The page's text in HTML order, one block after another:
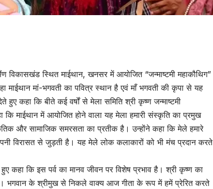
विकासखंड स्थित माईथान, खनसर में आयोजित “जन्माष्टमी महाकौथिग”
माईथान मां-भगवती का पवित्र स्थान है एवं माँ भगवती की कृपा से यह
कहा कि बीते कई वर्षों से मेला समिति श्री कृष्ण जन्माष्टमी
माईथान में आयोजित होने वाला यह मेला हमारी संस्कृति का प्रमुख
और सामाजिक समरसता का प्रतीक है। उन्होंने कहा कि मेले हमारे
विरासत से जुड़ती है। यह मेले लोक कलाकारों को भी मंच प्रदान करते
हुए कहा कि इस पर्व का मानव जीवन पर विशेष प्रभाव है। श्री कृष्ण का
भगवान के श्रीमुख से निकले वाक्य आज गीता के रूप में हमें प्रेरित करते